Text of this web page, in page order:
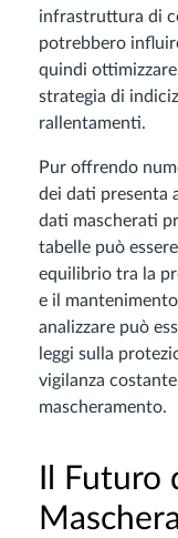
infrastruttura di
potrebbero
quindi
strategia di
rallentamenti.
Pur offrendo
dei dati presenta
dati mascherati
tabelle può
equilibrio tra la
e il
analizzare può
leggi sulla
vigilanza
mascheramento.
Il Futuro